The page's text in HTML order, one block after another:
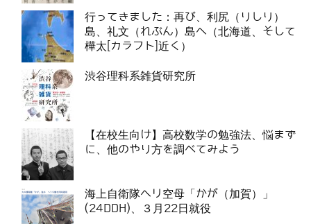
行ってきました：再び、利尻（りしり）
島、礼文（れぶん）島へ（北海道、そして
樺太[カラフト]近く）
渋谷理科系雑貨研究所
【在校生向け】高校数学の勉強法、悩まず
に、他のやり方を調べてみよう
海上自衛隊ヘリ空母「かが（加賀）」
(24DDH)、３月22日就役